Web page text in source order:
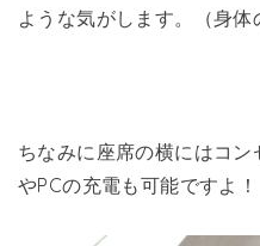
ような気がします。（身体
ちなみに座席の横にはコ
やPCの充電も可能ですよ